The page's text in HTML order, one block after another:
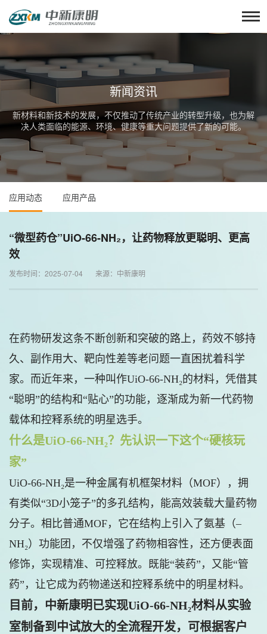
新闻资讯
新材料和新技术的发展，不仅推动了传统产业的转型升级，也为解
决人类面临的能源、环境、健康等重大问题提供了新的可能。
应用动态 应用产品
“微型药仓”UiO-66-NH₂，让药物释放更聪明、更高
效
发布时间：2025-07-04 来源：中新康明
在药物研发这条不断创新和突破的路上，药效不够持
久、副作用大、靶向性差等老问题一直困扰着科学
家。而近年来，一种叫作UiO-66-NH₂的材料，凭借其
“聪明”的结构和“贴心”的功能，逐渐成为新一代药物
载体和控释系统的明星选手。
什么是UiO-66-NH₂？先认识一下这个“硬核玩
家”
UiO-66-NH₂是一种金属有机框架材料（MOF），拥
有类似“3D小笼子”的多孔结构，能高效装载大量药物
分子。相比普通MOF，它在结构上引入了氨基（–
NH₂）功能团，不仅增强了药物相容性，还方便表面
修饰，实现精准、可控释放。既能“装药”，又能“管
药”，让它成为药物递送和控释系统中的明星材料。
目前，中新康明已实现UiO-66-NH₂材料从实验
室制备到中试放大的全流程开发，可根据客户